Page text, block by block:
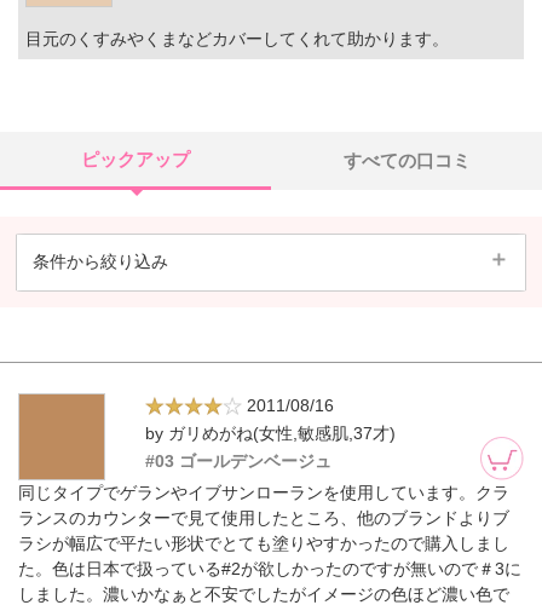
目元のくすみやくまなどカバーしてくれて助かります。
ピックアップ すべての口コミ
条件から絞り込み
2011/08/16
by ガリめがね(女性,敏感肌,37才)
#03 ゴールデンベージュ
同じタイプでゲランやイブサンローランを使用しています。クラ
ランスのカウンターで見て使用したところ、他のブランドよりブ
ラシが幅広で平たい形状でとても塗りやすかったので購入しまし
た。色は日本で扱っている#2が欲しかったのですが無いので＃3に
しました。濃いかなぁと不安でしたがイメージの色ほど濃い色で